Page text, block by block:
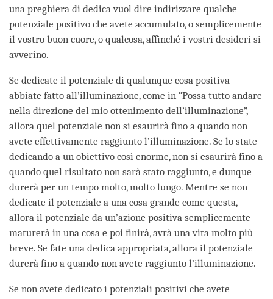
una preghiera di dedica vuol dire indirizzare qualche
potenziale positivo che avete accumulato, o semplicemente
il vostro buon cuore, o qualcosa, affinché i vostri desideri si
avverino.
Se dedicate il potenziale di qualunque cosa positiva
abbiate fatto all’illuminazione, come in “Possa tutto andare
nella direzione del mio ottenimento dell’illuminazione”,
allora quel potenziale non si esaurirà fino a quando non
avete effettivamente raggiunto l’illuminazione. Se lo state
dedicando a un obiettivo così enorme, non si esaurirà fino a
quando quel risultato non sarà stato raggiunto, e dunque
durerà per un tempo molto, molto lungo. Mentre se non
dedicate il potenziale a una cosa grande come questa,
allora il potenziale da un’azione positiva semplicemente
maturerà in una cosa e poi finirà, avrà una vita molto più
breve. Se fate una dedica appropriata, allora il potenziale
durerà fino a quando non avete raggiunto l’illuminazione.
Se non avete dedicato i potenziali positivi che avete